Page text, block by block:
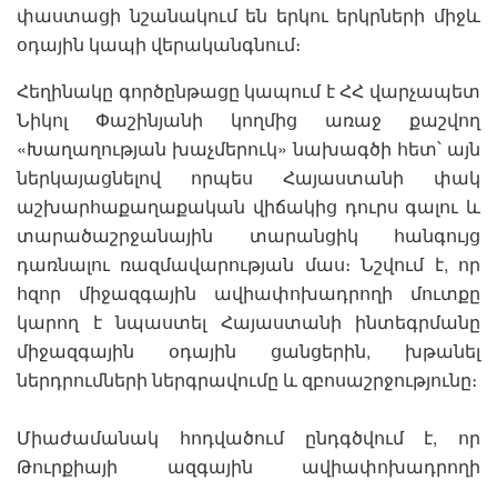
փաստացի նշանակում են երկու երկրների միջև
օդային կապի վերականգնում։
Հեղինակը գործընթացը կապում է ՀՀ վարչապետ
Նիկոլ Փաշինյանի կողմից առաջ քաշվող
«Խաղաղության խաչմերուկ» նախագծի հետ՝ այն
ներկայացնելով որպես Հայաստանի փակ
աշխարհաքաղաքական վիճակից դուրս գալու և
տարածաշրջանային տարանցիկ հանգույց
դառնալու ռազմավարության մաս։ Նշվում է, որ
հզոր միջազգային ավիափոխադրողի մուտքը
կարող է նպաստել Հայաստանի ինտեգրմանը
միջազգային օդային ցանցերին, խթանել
ներդրումների ներգրավումը և զբոսաշրջությունը։
Միաժամանակ հոդվածում ընդգծվում է, որ
Թուրքիայի ազգային ավիափոխադրողի